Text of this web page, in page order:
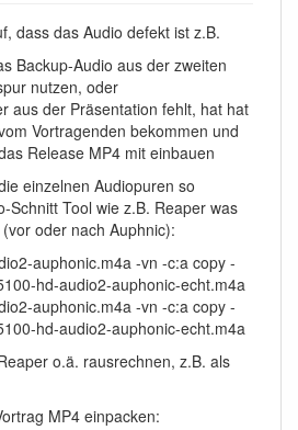
dass das Audio defekt ist z.B.
Backup-Audio aus der zweiten
nutzen, oder
aus der Präsentation fehlt, hat hat
Vortragenden bekommen und
Release MP4 mit einbauen
einzelnen Audiopuren so
Schnitt Tool wie z.B. Reaper was
oder nach Auphnic):
auphonic.m4a -vn -c:a copy -
hd-audio2-auphonic-echt.m4a
auphonic.m4a -vn -c:a copy -
hd-audio2-auphonic-echt.m4a
o.ä. rausrechnen, z.B. als
MP4 einpacken: